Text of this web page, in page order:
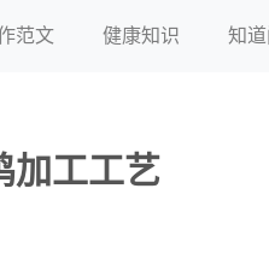
范文 健康知识 知
加工工艺